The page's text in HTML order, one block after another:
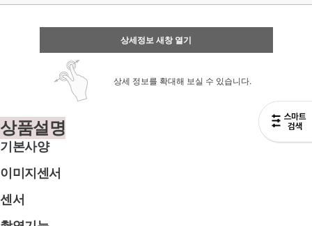
상세정보 새창 열기
상세 정보를 확대해 보실 수 있습니다.
상품설명
기본사양
이미지센서
센서